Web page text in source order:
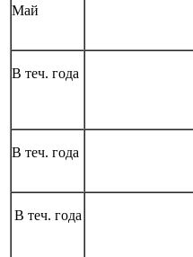
Май
В теч. года
В теч. года
В теч. года